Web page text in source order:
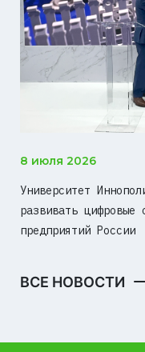
8 июля 2026
Университет
развивать цифровые
предприятий России
ВСЕ НОВОСТИ